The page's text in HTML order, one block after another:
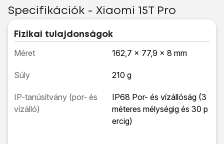
Specifikációk - Xiaomi 15T Pro
Fizikai tulajdonságok
Méret 162,7 x 77,9 x 8 mm
Súly 210 g
IP-tanúsítvány (por- és
vízálló)
IP68 Por- és vízállóság (3
méteres mélységig és 30 p
ercig)